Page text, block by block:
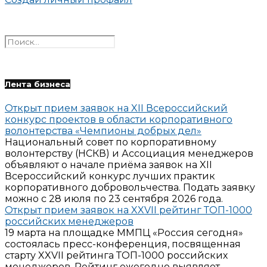
Лента бизнеса
Открыт прием заявок на XII Всероссийский
конкурс проектов в области корпоративного
волонтерства «Чемпионы добрых дел»
Национальный совет по корпоративному
волонтерству (НСКВ) и Ассоциация менеджеров
объявляют о начале приёма заявок на XII
Всероссийский конкурс лучших практик
корпоративного добровольчества. Подать заявку
можно с 28 июля по 23 сентября 2026 года.
Открыт прием заявок на XXVII рейтинг ТОП-1000
российских менеджеров
19 марта на площадке ММПЦ «Россия сегодня»
состоялась пресс-конференция, посвященная
старту XXVII рейтинга ТОП-1000 российских